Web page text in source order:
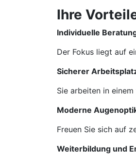
Ihre
Individuelle
Der Fokus liegt auf
Sicherer
Sie arbeiten in
Moderne
Freuen Sie sich auf
Weiterbildung und